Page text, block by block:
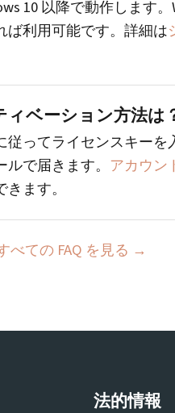
10 以降で動作します
ば利用可能です。詳細は
ベーション方法は
従ってライセンスキーを
で届きます。 アカウン
ます。
べての FAQ を見る →
法的情報